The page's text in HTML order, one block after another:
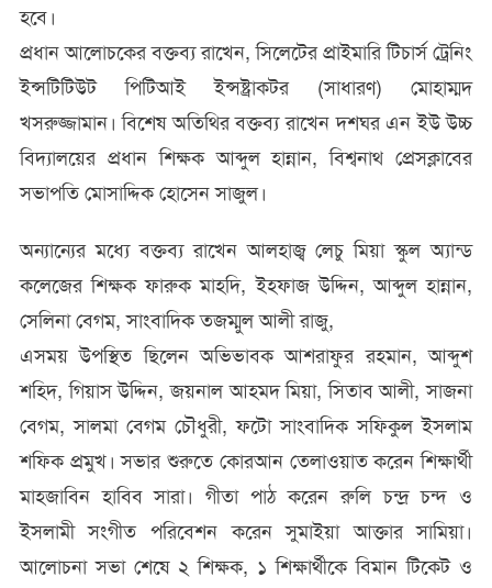
হবে।
প্রধান আলোচকের বক্তব্য রাখেন, সিলেটের প্রাইমারি টিচার্স ট্রেনিং
ইন্সটিটিউট পিটিআই ইন্সষ্ট্রাকটর (সাধারণ) মোহাম্মদ
খসরুজ্জামান। বিশেষ অতিথির বক্তব্য রাখেন দশঘর এন ইউ উচ্চ
বিদ্যালয়ের প্রধান শিক্ষক আব্দুল হান্নান, বিশ্বনাথ প্রেসক্লাবের
সভাপতি মোসাদ্দিক হোসেন সাজুল।
অন্যান্যের মধ্যে বক্তব্য রাখেন আলহাজ্ব লেচু মিয়া স্কুল অ্যান্ড
কলেজের শিক্ষক ফারুক মাহদি, ইহফাজ উদ্দিন, আব্দুল হান্নান,
সেলিনা বেগম, সাংবাদিক তজম্মুল আলী রাজু,
এসময় উপস্থিত ছিলেন অভিভাবক আশরাফুর রহমান, আব্দুশ
শহিদ, গিয়াস উদ্দিন, জয়নাল আহমদ মিয়া, সিতাব আলী, সাজনা
বেগম, সালমা বেগম চৌধুরী, ফটো সাংবাদিক সফিকুল ইসলাম
শফিক প্রমুখ। সভার শুরুতে কোরআন তেলাওয়াত করেন শিক্ষার্থী
মাহজাবিন হাবিব সারা। গীতা পাঠ করেন রুলি চন্দ্র চন্দ ও
ইসলামী সংগীত পরিবেশন করেন সুমাইয়া আক্তার সামিয়া।
আলোচনা সভা শেষে ২ শিক্ষক, ১ শিক্ষার্থীকে বিমান টিকেট ও